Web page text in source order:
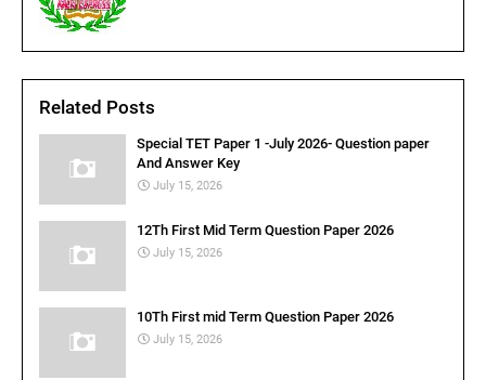
Related Posts
Special TET Paper 1 -July 2026- Question paper
And Answer Key
July 15, 2026
12Th First Mid Term Question Paper 2026
July 15, 2026
10Th First mid Term Question Paper 2026
July 15, 2026